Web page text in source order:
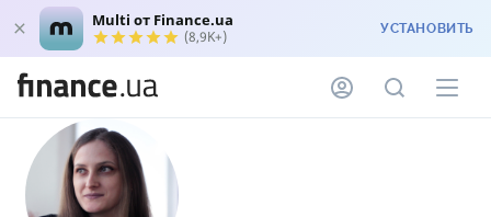
Multi от Finance.ua
(8,9K+) УСТАНОВИТЬ